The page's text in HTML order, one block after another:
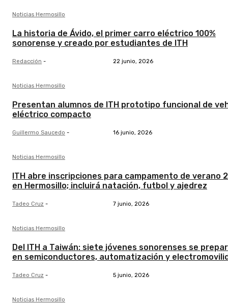
Noticias Hermosillo
La historia de Ávido, el primer carro eléctrico 100%
sonorense y creado por estudiantes de ITH
Redacción - 22 junio, 2026
Noticias Hermosillo
Presentan alumnos de ITH prototipo funcional de
eléctrico compacto
Guillermo Saucedo - 16 junio, 2026
Noticias Hermosillo
ITH abre inscripciones para campamento de verano
en Hermosillo; incluirá natación, futbol y ajedrez
Tadeo Cruz - 7 junio, 2026
Noticias Hermosillo
Del ITH a Taiwán: siete jóvenes sonorenses se
en semiconductores, automatización y
Tadeo Cruz - 5 junio, 2026
Noticias Hermosillo